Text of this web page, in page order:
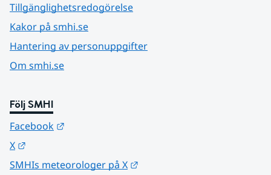
Tillgänglighetsredogörelse
Kakor på smhi.se
Hantering av personuppgifter
Om smhi.se
Följ SMHI
Facebook
X
SMHIs meteorologer på X